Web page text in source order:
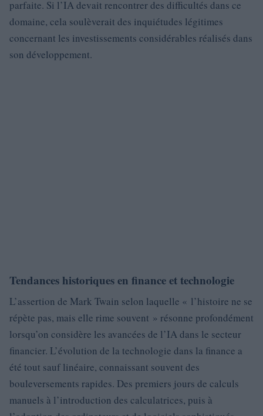
parfaite. Si l’IA devait rencontrer des difficultés dans ce
domaine, cela soulèverait des inquiétudes légitimes
concernant les investissements considérables réalisés dans
son développement.
Tendances historiques en finance et technologie
L’assertion de Mark Twain selon laquelle « l’histoire ne se
répète pas, mais elle rime souvent » résonne profondément
lorsqu’on considère les avancées de l’IA dans le secteur
financier. L’évolution de la technologie dans la finance a
été tout sauf linéaire, connaissant souvent des
bouleversements rapides. Des premiers jours de calculs
manuels à l’introduction des calculatrices, puis à